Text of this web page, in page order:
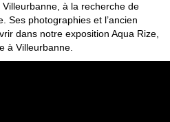
Villeurbanne, à la recherche de
Ses photographies et l’ancien
dans notre exposition Aqua Rize,
à Villeurbanne.